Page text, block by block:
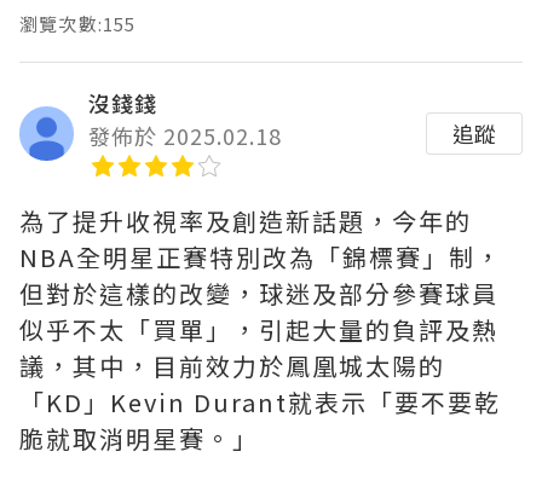
瀏覽次數:155
沒錢錢
發佈於 2025.02.18
追蹤
為了提升收視率及創造新話題，今年的
NBA全明星正賽特別改為「錦標賽」制，
但對於這樣的改變，球迷及部分參賽球員
似乎不太「買單」，引起大量的負評及熱
議，其中，目前效力於鳳凰城太陽的
「KD」Kevin Durant就表示「要不要乾
脆就取消明星賽。」